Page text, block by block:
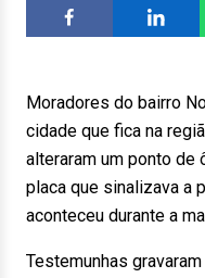
Moradores do bairro
cidade que fica na
alteraram um ponto de
placa que sinalizava a
aconteceu durante a
Testemunhas